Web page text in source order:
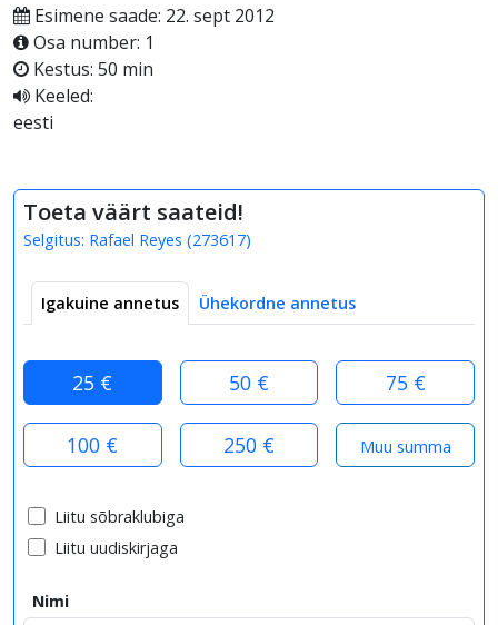
Esimene saade: 22. sept 2012
Osa number: 1
Kestus: 50 min
Keeled:
eesti
Toeta väärt saateid!
Selgitus: Rafael Reyes (273617)
Igakuine annetus Ühekordne annetus
25 € 50 € 75 €
100 € 250 €
Liitu sõbraklubiga
Liitu uudiskirjaga
Nimi